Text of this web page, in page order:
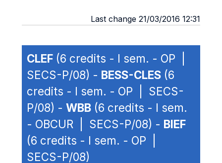
Last change 21/03/2016 12:31
CLEF (6 credits - I sem. - OP |
SECS-P/08) - BESS-CLES (6
credits - I sem. - OP | SECS-
P/08) - WBB (6 credits - I sem.
- OBCUR | SECS-P/08) - BIEF
(6 credits - I sem. - OP |
SECS-P/08)